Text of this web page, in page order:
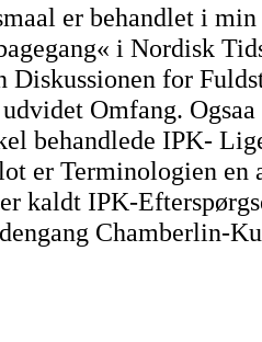
er behandlet i
i Nordisk
Diskussionen for
Omfang.
behandlede IPK-
er Terminologien en
kaldt IPK-
Chamberlin-